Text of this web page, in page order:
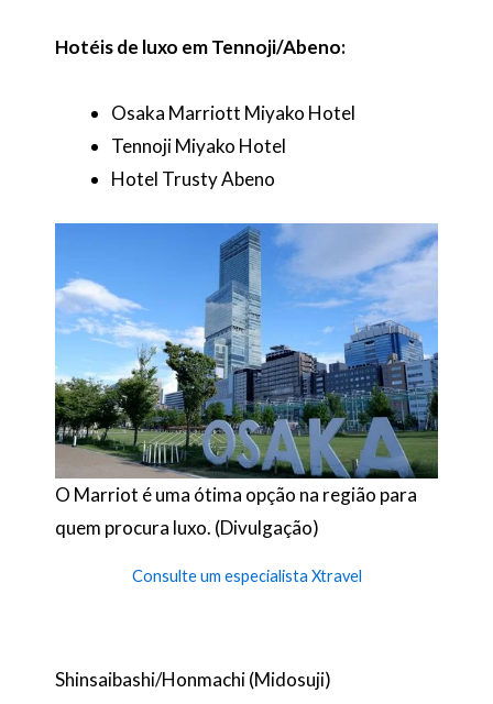
Hotéis de luxo em Tennoji/Abeno:
Osaka Marriott Miyako Hotel
Tennoji Miyako Hotel
Hotel Trusty Abeno
O Marriot é uma ótima opção na região para
quem procura luxo. (Divulgação)
Consulte um especialista Xtravel
Shinsaibashi/Honmachi (Midosuji)